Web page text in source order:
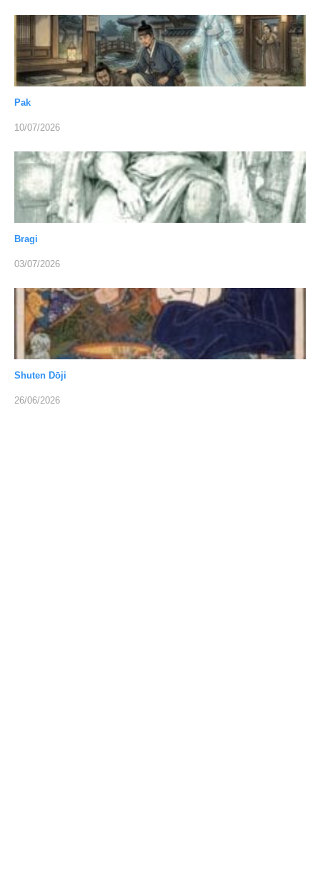
Pak
10/07/2026
Bragi
03/07/2026
Shuten Dōji
26/06/2026